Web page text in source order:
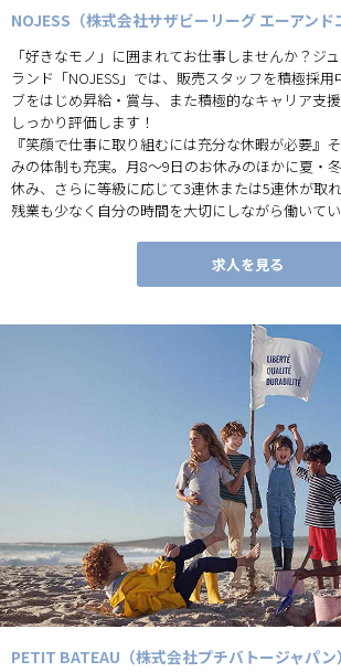
NOJESS（株式会社サザビーリーグ エーアンド
「好きなモノ」に囲まれてお仕事しませんか？ジ
ランド「NOJESS」では、販売スタッフを積極採用
ブをはじめ昇給・賞与、また積極的なキャリア支
しっかり評価します！
『笑顔で仕事に取り組むには充分な休暇が必要』
みの体制も充実。月8～9日のお休みのほかに夏・
休み、さらに等級に応じて3連休または5連休が取れ
残業も少なく自分の時間を大切にしながら働いてい
求人を見る
PETIT BATEAU（株式会社プチバトージャパン）